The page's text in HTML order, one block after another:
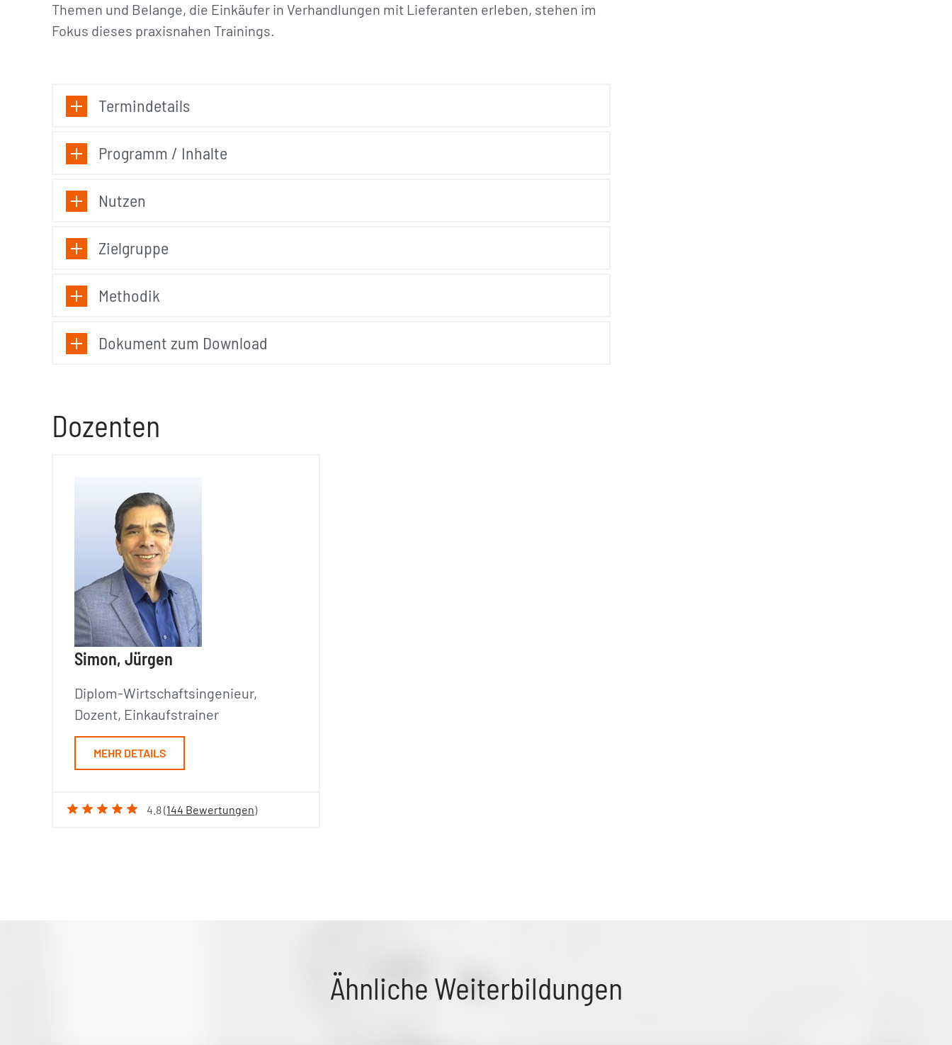
Themen und Belange, die Einkäufer in Verhandlungen mit Lieferanten erleben, stehen im
Fokus dieses praxisnahen Trainings.
Termindetails
Programm / Inhalte
Nutzen
Zielgruppe
Methodik
Dokument zum Download
Dozenten
Simon, Jürgen
Diplom-Wirtschaftsingenieur,
Dozent, Einkaufstrainer
MEHR DETAILS
4.8 (144 Bewertungen)
Ähnliche Weiterbildungen